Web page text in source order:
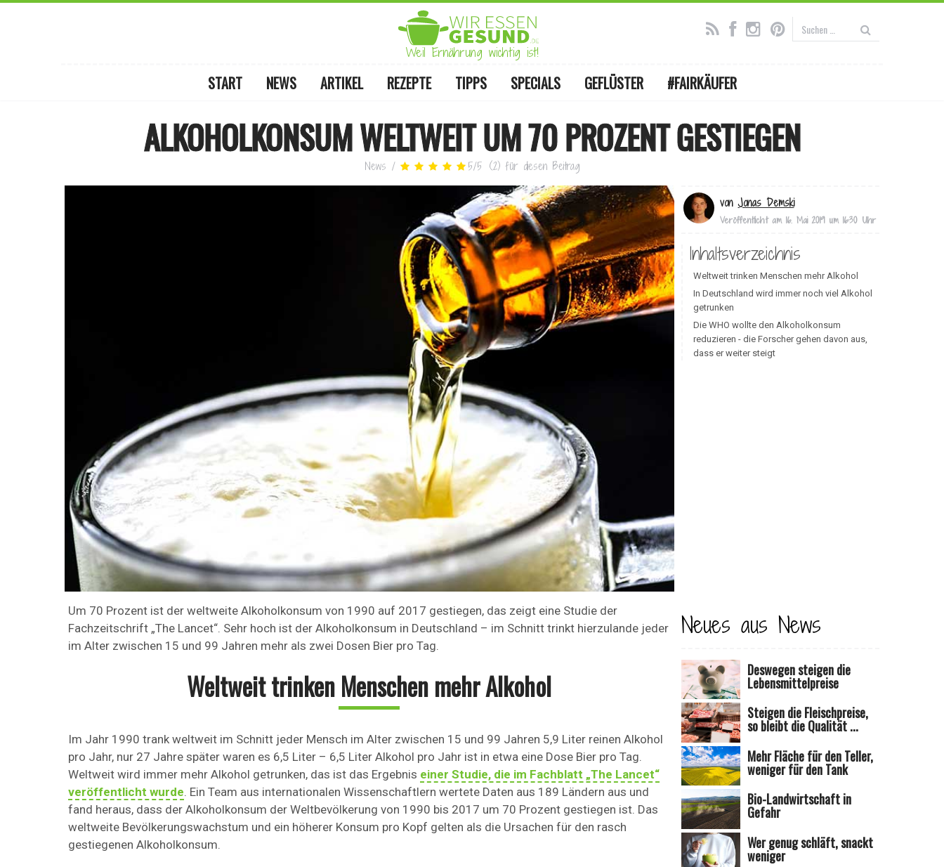
Weil Ernährung wichtig ist!
START NEWS ARTIKEL REZEPTE TIPPS SPECIALS GEFLÜSTER #FAIRKÄUFER
ALKOHOLKONSUM WELTWEIT UM 70 PROZENT GESTIEGEN
News / 5/5 (2) für diesen Beitrag
von Jonas Demski
Veröffentlicht am 16. Mai 2019 um 16:30 Uhr
Inhaltsverzeichnis
Weltweit trinken Menschen mehr Alkohol
In Deutschland wird immer noch viel Alkohol
getrunken
Die WHO wollte den Alkoholkonsum
reduzieren - die Forscher gehen davon aus,
dass er weiter steigt
Um 70 Prozent ist der weltweite Alkoholkonsum von 1990 auf 2017 gestiegen, das zeigt eine Studie der
Fachzeitschrift „The Lancet“. Sehr hoch ist der Alkoholkonsum in Deutschland – im Schnitt trinkt hierzulande jeder
im Alter zwischen 15 und 99 Jahren mehr als zwei Dosen Bier pro Tag.
Weltweit trinken Menschen mehr Alkohol
Im Jahr 1990 trank weltweit im Schnitt jeder Mensch im Alter zwischen 15 und 99 Jahren 5,9 Liter reinen Alkohol
pro Jahr, nur 27 Jahre später waren es 6,5 Liter – 6,5 Liter Alkohol pro Jahr ist in etwa eine Dose Bier pro Tag.
Weltweit wird immer mehr Alkohol getrunken, das ist das Ergebnis einer Studie, die im Fachblatt „The Lancet“
veröffentlicht wurde. Ein Team aus internationalen Wissenschaftlern wertete Daten aus 189 Ländern aus und
fand heraus, dass der Alkoholkonsum der Weltbevölkerung von 1990 bis 2017 um 70 Prozent gestiegen ist. Das
weltweite Bevölkerungswachstum und ein höherer Konsum pro Kopf gelten als die Ursachen für den rasch
gestiegenen Alkoholkonsum.
Neues aus News
Deswegen steigen die
Lebensmittelpreise
Steigen die Fleischpreise,
so bleibt die Qualität ...
Mehr Fläche für den Teller,
weniger für den Tank
Bio-Landwirtschaft in
Gefahr
Wer genug schläft, snackt
weniger